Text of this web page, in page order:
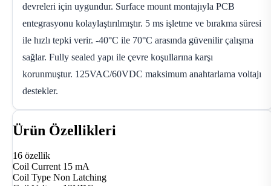
devreleri için uygundur. Surface mount montajıyla PCB
entegrasyonu kolaylaştırılmıştır. 5 ms işletme ve bırakma süresi
ile hızlı tepki verir. -40°C ile 70°C arasında güvenilir çalışma
sağlar. Fully sealed yapı ile çevre koşullarına karşı
korunmuştur. 125VAC/60VDC maksimum anahtarlama voltajı
destekler.
Ürün Özellikleri
16 özellik
Coil Current 15 mA
Coil Type Non Latching